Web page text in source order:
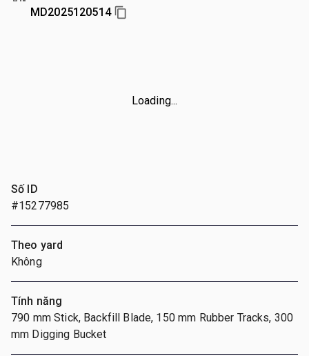
MD2025120514
Loading...
Số ID
#15277985
Theo yard
Không
Tính năng
790 mm Stick, Backfill Blade, 150 mm Rubber Tracks, 300
mm Digging Bucket